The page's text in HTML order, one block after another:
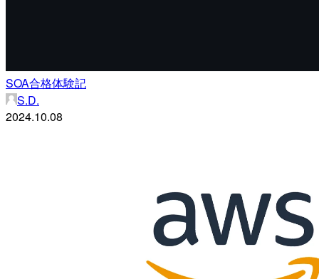
SOA合格体験記
S.D.
2024.10.08